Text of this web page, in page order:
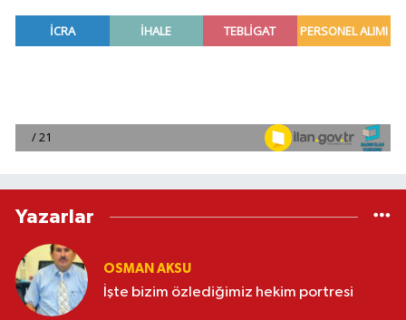
Yazarlar
OSMAN AKSU
İşte bizim özlediğimiz hekim portresi